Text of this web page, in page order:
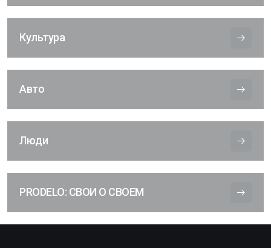
Культура
Авто
Люди
PRODELO: СВОИ О СВОЕМ